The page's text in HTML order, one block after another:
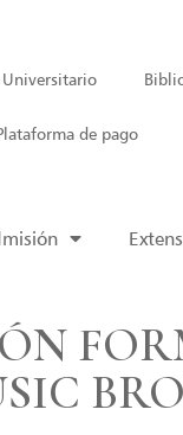
Universitario
de pago